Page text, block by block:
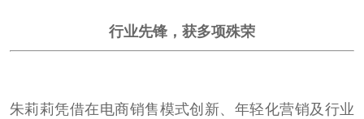
行业先锋，获多项殊荣
朱莉莉凭借在电商销售模式创新、年轻化营销及行业